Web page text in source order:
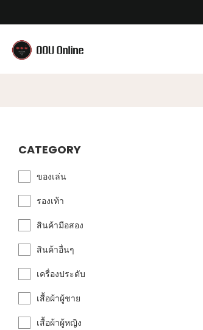
CATEGORY
ของเล่น
รองเท้า
สินค้ามือสอง
สินค้าอื่นๆ
เครื่องประดับ
เสื้อผ้าผู้ชาย
เสื้อผ้าผู้หญิง